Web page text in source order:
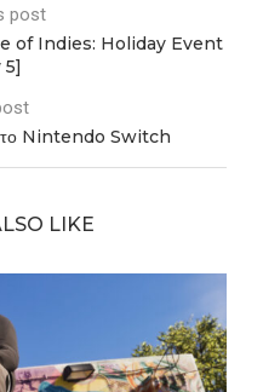
post
of Indies: Holiday Event
5]
Nintendo Switch
LIKE